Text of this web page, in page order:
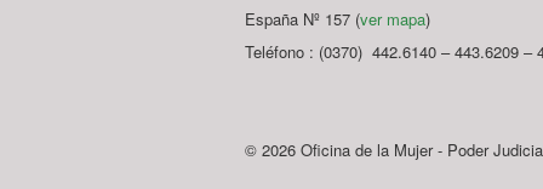
España Nº 157 (ver mapa)
Teléfono : (0370) 442.6140 – 443.6209 –
© 2026 Oficina de la Mujer - Poder